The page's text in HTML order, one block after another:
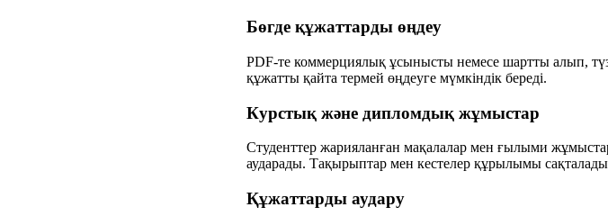
Бөгде құжаттарды өңдеу
PDF-те коммерциялық ұсынысты немесе шартты алып,
құжатты қайта термей өңдеуге мүмкіндік береді.
Курстық және дипломдық жұмыстар
Студенттер жарияланған мақалалар мен ғылыми
аударады. Тақырыптар мен кестелер құрылымы
Құжаттарды аудару